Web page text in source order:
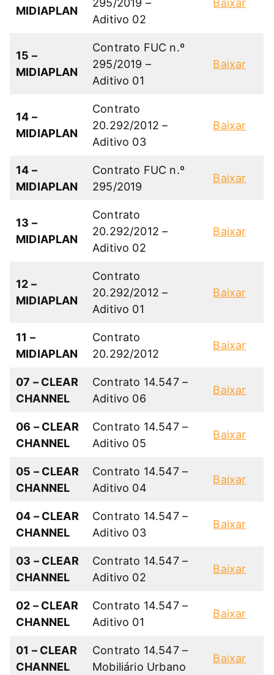
MIDIAPLAN
Aditivo 02
15 –
MIDIAPLAN
Contrato FUC n.º
295/2019 –
Aditivo 01
Baixar
14 –
MIDIAPLAN
Contrato
20.292/2012 –
Aditivo 03
Baixar
14 –
MIDIAPLAN
Contrato FUC n.º
295/2019
Baixar
13 –
MIDIAPLAN
Contrato
20.292/2012 –
Aditivo 02
Baixar
12 –
MIDIAPLAN
Contrato
20.292/2012 –
Aditivo 01
Baixar
11 –
MIDIAPLAN
Contrato
20.292/2012
Baixar
07 – CLEAR
CHANNEL
Contrato 14.547 –
Aditivo 06
Baixar
06 – CLEAR
CHANNEL
Contrato 14.547 –
Aditivo 05
Baixar
05 – CLEAR
CHANNEL
Contrato 14.547 –
Aditivo 04
Baixar
04 – CLEAR
CHANNEL
Contrato 14.547 –
Aditivo 03
Baixar
03 – CLEAR
CHANNEL
Contrato 14.547 –
Aditivo 02
Baixar
02 – CLEAR
CHANNEL
Contrato 14.547 –
Aditivo 01
Baixar
01 – CLEAR
CHANNEL
Contrato 14.547 –
Mobiliário Urbano
Baixar